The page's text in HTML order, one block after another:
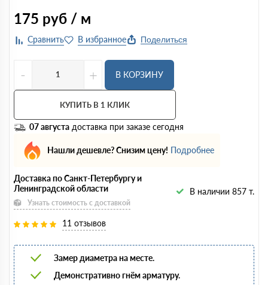
175 руб / м
Поделиться
- + В КОРЗИНУ
КУПИТЬ В 1 КЛИК
07 августа доставка при заказе сегодня
Нашли дешевле? Снизим цену! Подробнее
Доставка по Санкт-Петербургу и
Ленинградской области
Узнать стоимость с доставкой
В наличии 857 т.
11 отзывов
Замер диаметра на месте.
Демонстративно гнём арматуру.